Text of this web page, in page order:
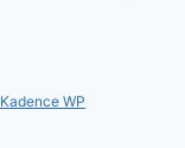
Kadence WP